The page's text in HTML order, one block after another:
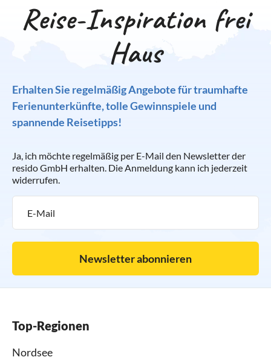
Reise-Inspiration frei
Haus
Erhalten Sie regelmäßig Angebote für traumhafte
Ferienunterkünfte, tolle Gewinnspiele und
spannende Reisetipps!
Ja, ich möchte regelmäßig per E-Mail den Newsletter der
resido GmbH erhalten. Die Anmeldung kann ich jederzeit
widerrufen.
Newsletter abonnieren
Top-Regionen
Nordsee